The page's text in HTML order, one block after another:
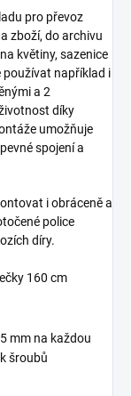
pro převoz
zboží, do archivu
květiny, sazenice
používat například i
a 2
díky
umožňuje
spojení a
i obráceně a
police
díry.
160 cm
mm na každou
šroubů